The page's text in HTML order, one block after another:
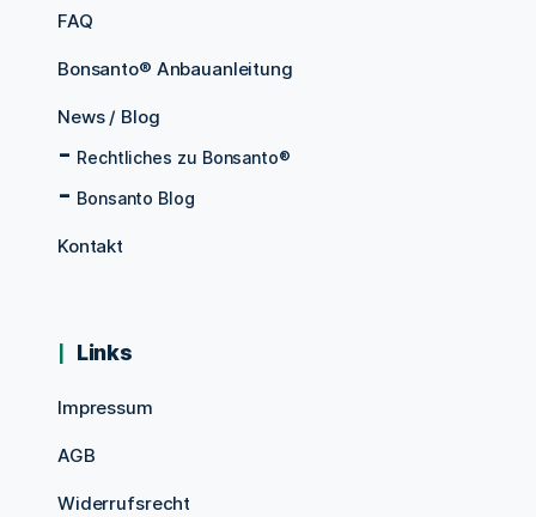
FAQ
Bonsanto® Anbauanleitung
News / Blog
Rechtliches zu Bonsanto®
Bonsanto Blog
Kontakt
Links
Impressum
AGB
Widerrufsrecht